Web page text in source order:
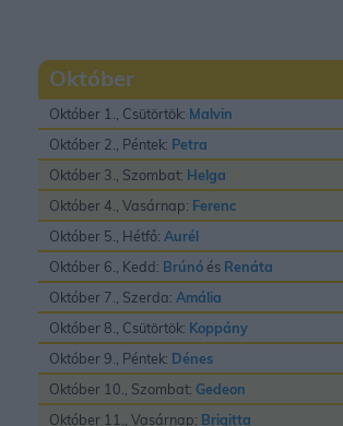
Október
Október 1., Csütörtök: Malvin
Október 2., Péntek: Petra
Október 3., Szombat: Helga
Október 4., Vasárnap: Ferenc
Október 5., Hétfő: Aurél
Október 6., Kedd: Brúnó és Renáta
Október 7., Szerda: Amália
Október 8., Csütörtök: Koppány
Október 9., Péntek: Dénes
Október 10., Szombat: Gedeon
Október 11., Vasárnap: Brigitta